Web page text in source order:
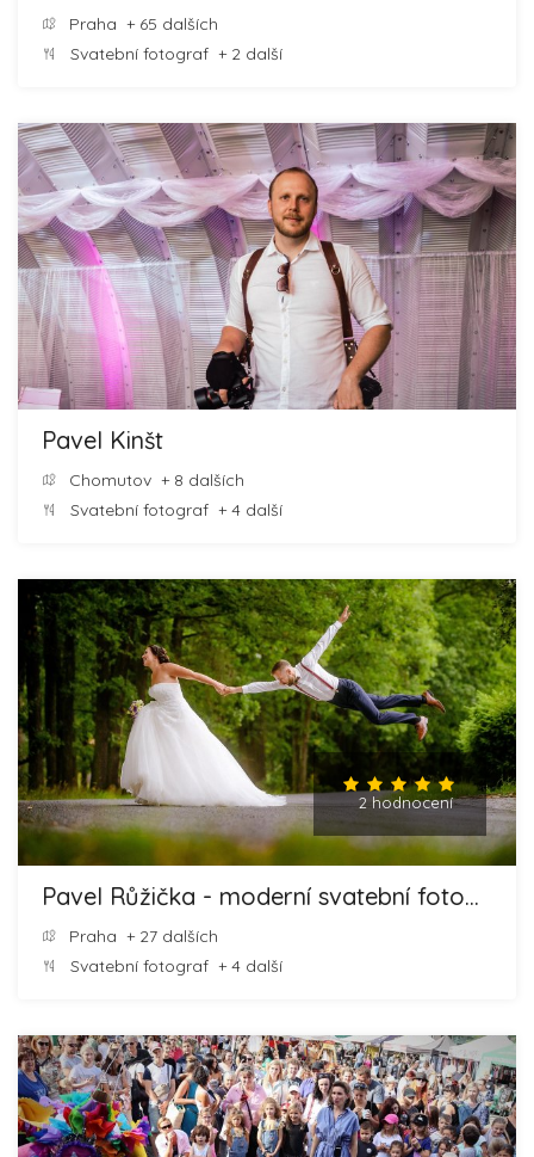
Praha + 65 dalších
Svatební fotograf + 2 další
Pavel Kinšt
Chomutov + 8 dalších
Svatební fotograf + 4 další
2 hodnocení
Pavel Růžička - moderní svatební fotografie
Praha + 27 dalších
Svatební fotograf + 4 další